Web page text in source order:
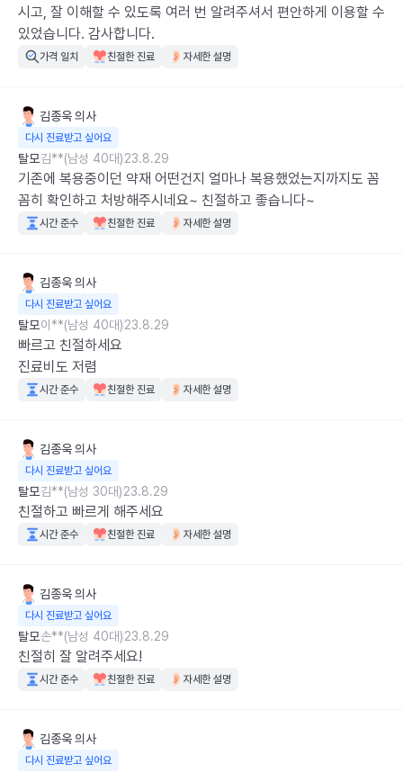
시고, 잘 이해할 수 있도록 여러 번 알려주셔서 편안하게 이용할 수
있었습니다. 감사합니다.
가격 일치 친절한 진료 자세한 설명
김종욱의사
다시 진료받고 싶어요
탈모김**(남성 40대)23.8.29
기존에 복용중이던 약재 어떤건지 얼마나 복용했었는지까지도 꼼
꼼히 확인하고 처방해주시네요~ 친절하고 좋습니다~
시간 준수 친절한 진료 자세한 설명
김종욱의사
다시 진료받고 싶어요
탈모이**(남성 40대)23.8.29
빠르고 친절하세요
진료비도 저렴
시간 준수 친절한 진료 자세한 설명
김종욱의사
다시 진료받고 싶어요
탈모김**(남성 30대)23.8.29
친절하고 빠르게 해주세요
시간 준수 친절한 진료 자세한 설명
김종욱의사
다시 진료받고 싶어요
탈모손**(남성 40대)23.8.29
친절히 잘 알려주세요!
시간 준수 친절한 진료 자세한 설명
김종욱의사
다시 진료받고 싶어요